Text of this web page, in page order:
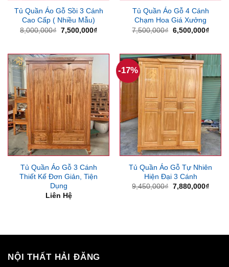
Tủ Quần Áo Gỗ Sồi 3 Cánh
Cao Cấp ( Nhiều Mẫu)
8,000,000₫ Giá
7,500,000₫Giá
7,500,000₫.
Tủ Quần Áo Gỗ 4 Cánh
Chạm Hoa Giá Xưởng
7,500,000₫ Giá
6,500,000₫Giá
Tủ Quần Áo Gỗ 3 Cánh
Thiết Kế Đơn Giản, Tiện
Dụng
Liên Hệ
-17%
Tủ Quần Áo Gỗ Tự Nhiên
Hiện Đại 3 Cánh
9,450,000₫ Giá
7,880,000₫Giá
NỘI THẤT HẢI ĐĂNG